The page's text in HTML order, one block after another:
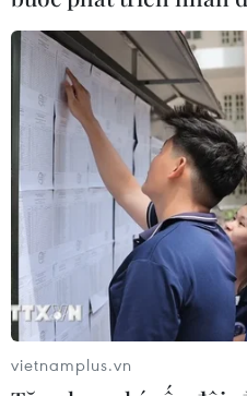
07/08/2026 00:05
Google Wallet cho phép
thiết lập số dư an toàn
06/08/2026 23:44
NAPAS và KiotViet hợp
hệ sinh thái thanh toán
06/08/2026 14:03
vietnamplus.vn